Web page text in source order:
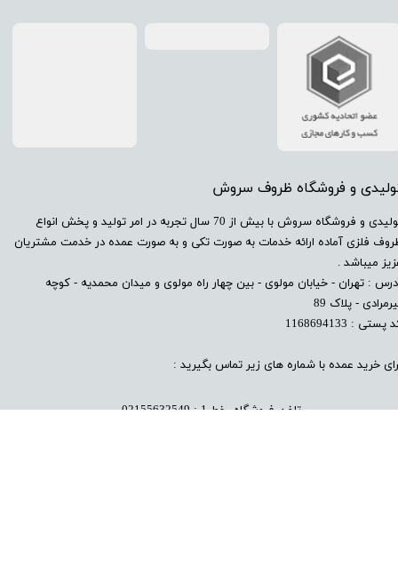
و فروشگاه ظروف سروش
​تولیدی و فروشگاه سروش با بیش از 70 سال تجربه در امر تولید و پخش انواع
فلزی آماده ارائه خدمات به صورت تکی و به صورت عمده در خدمت مشتریان
میباشد .
: تهران - خیابان مولوی - بین چهار راه مولوی و میدان محمدیه - کوچه
- پلاک 89
پستی : 1168694133
خرید عمده با شماره های زیر تماس بگیرید :
تلفن فروشگاه خط 1 : 02155632549